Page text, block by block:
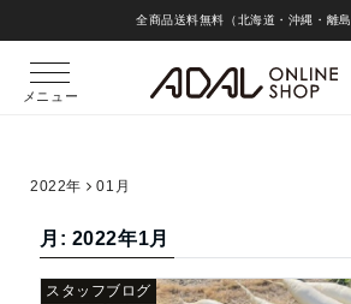
全商品送料無料（北海道・沖縄・離島
メニュー
2022年 01月
月: 2022年1月
スタッフブログ